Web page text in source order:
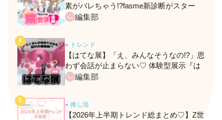
素がバレちゃう!?fasme新診断がスター
ト！編集部
● トレンド
【はてな展】「え、みんなそうなの!?」思
わず会話が止まらない♡ 体験型展示『は
てな展』に行ってきたレポ
編集部
● 推し活
【2026年上半期トレンド総まとめ♡】Z世